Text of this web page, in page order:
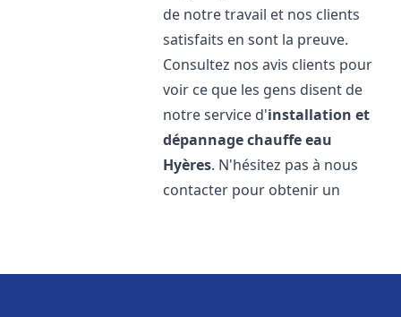
de notre travail et nos clients
satisfaits en sont la preuve.
Consultez nos avis clients pour
voir ce que les gens disent de
notre service d'installation et
dépannage chauffe eau
Hyères. N'hésitez pas à nous
contacter pour obtenir un